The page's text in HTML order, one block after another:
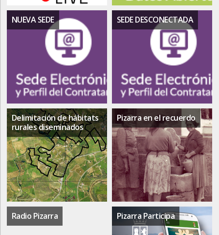
NUEVA SEDE SEDE DESCONECTADA
Delimitación de hábitats
rurales diseminados
Pizarra en el recuerdo
Radio Pizarra Pizarra Participa